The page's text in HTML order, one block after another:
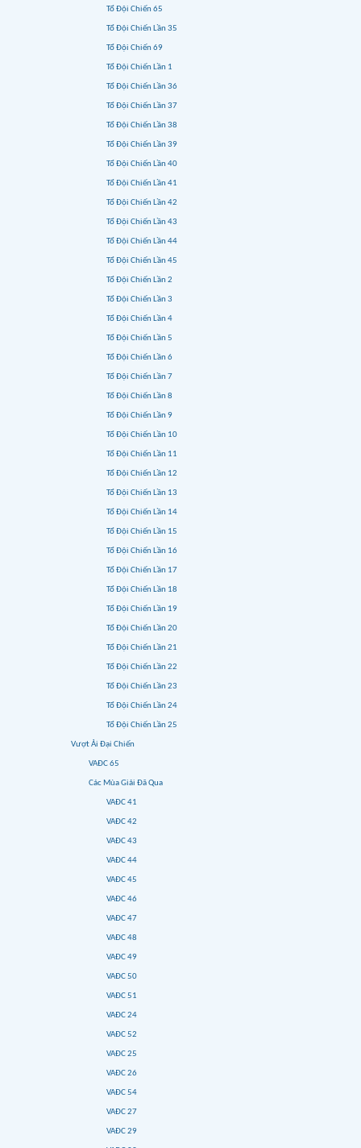
Tổ Đội Chiến 65
Tổ Đội Chiến Lần 35
Tổ Đội Chiến 69
Tổ Đội Chiến Lần 1
Tổ Đội Chiến Lần 36
Tổ Đội Chiến Lần 37
Tổ Đội Chiến Lần 38
Tổ Đội Chiến Lần 39
Tổ Đội Chiến Lần 40
Tổ Đội Chiến Lần 41
Tổ Đội Chiến Lần 42
Tổ Đội Chiến Lần 43
Tổ Đội Chiến Lần 44
Tổ Đội Chiến Lần 45
Tổ Đội Chiến Lần 2
Tổ Đội Chiến Lần 3
Tổ Đội Chiến Lần 4
Tổ Đội Chiến Lần 5
Tổ Đội Chiến Lần 6
Tổ Đội Chiến Lần 7
Tổ Đội Chiến Lần 8
Tổ Đội Chiến Lần 9
Tổ Đội Chiến Lần 10
Tổ Đội Chiến Lần 11
Tổ Đội Chiến Lần 12
Tổ Đội Chiến Lần 13
Tổ Đội Chiến Lần 14
Tổ Đội Chiến Lần 15
Tổ Đội Chiến Lần 16
Tổ Đội Chiến Lần 17
Tổ Đội Chiến Lần 18
Tổ Đội Chiến Lần 19
Tổ Đội Chiến Lần 20
Tổ Đội Chiến Lần 21
Tổ Đội Chiến Lần 22
Tổ Đội Chiến Lần 23
Tổ Đội Chiến Lần 24
Tổ Đội Chiến Lần 25
Vượt Ải Đại Chiến
VAĐC 65
Các Mùa Giải Đã Qua
VAĐC 41
VAĐC 42
VAĐC 43
VAĐC 44
VAĐC 45
VAĐC 46
VAĐC 47
VAĐC 48
VAĐC 49
VAĐC 50
VAĐC 51
VAĐC 24
VAĐC 52
VAĐC 25
VAĐC 26
VAĐC 54
VAĐC 27
VAĐC 29